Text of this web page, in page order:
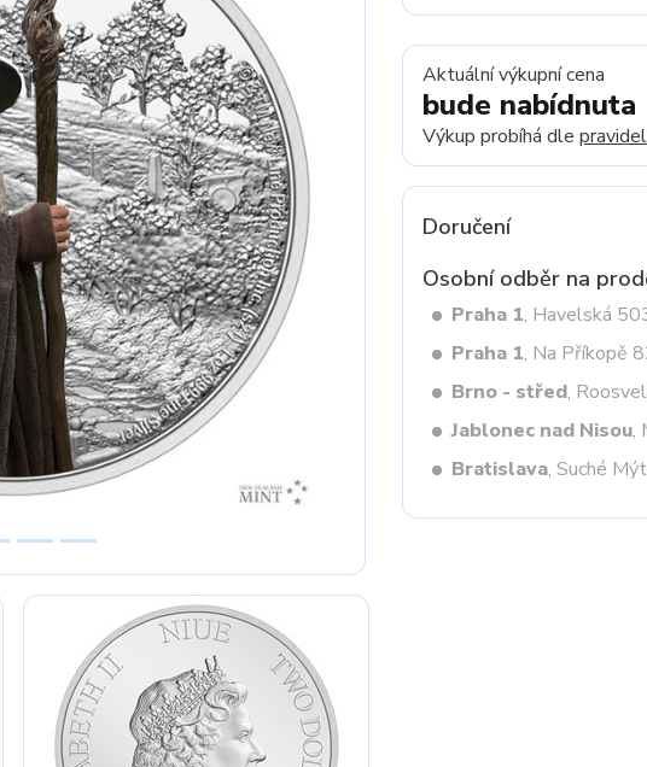
Aktuální výkupní cena
bude nabídnuta
Výkup probíhá dle
Doručení
Osobní odběr na
Praha 1, Havelská
Praha 1, Na Příkopě
Brno - střed,
Jablonec nad Nisou,
Bratislava, Suché